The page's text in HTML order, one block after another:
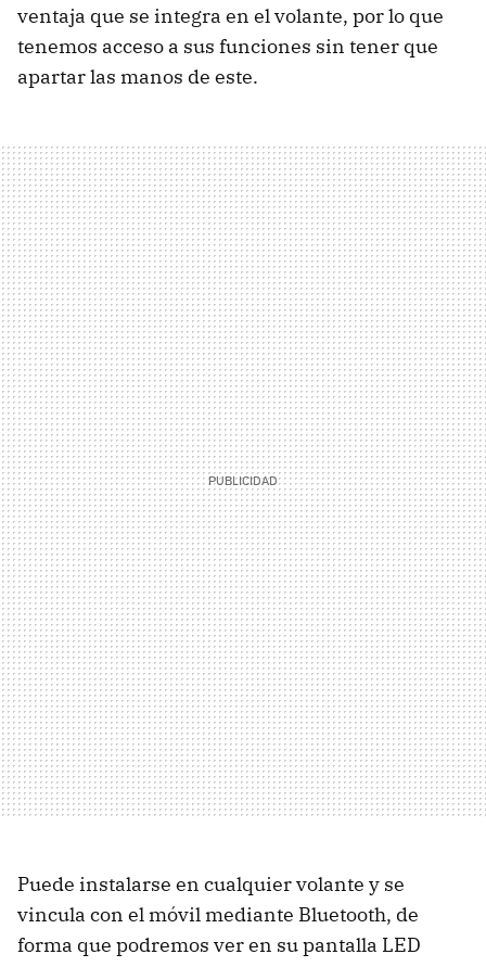
ventaja que se integra en el volante, por lo que
tenemos acceso a sus funciones sin tener que
apartar las manos de este.
Puede instalarse en cualquier volante y se
vincula con el móvil mediante Bluetooth, de
forma que podremos ver en su pantalla LED